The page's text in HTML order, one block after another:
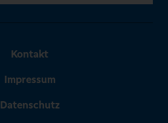
Kontakt
Impressum
Datenschutz